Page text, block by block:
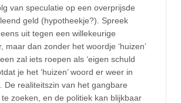
van speculatie op een overprijsde
geld (hypotheekje?). Spreek
uit tegen een willekeurige
maar dan zonder het woordje ‘huizen’
zal iets roepen als ‘eigen schuld
je het ‘huizen’ woord er weer in
realiteitszin van het gangbare
zoeken, en de politiek kan blijkbaar